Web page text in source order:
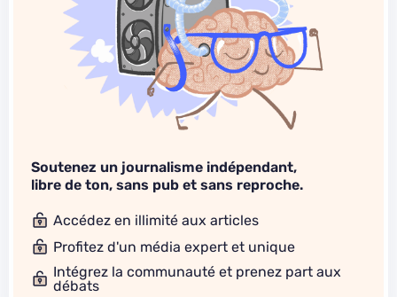
Soutenez un journalisme indépendant,
libre de ton, sans pub et sans reproche.
Accédez en illimité aux articles
Profitez d'un média expert et unique
Intégrez la communauté et prenez part aux
débats